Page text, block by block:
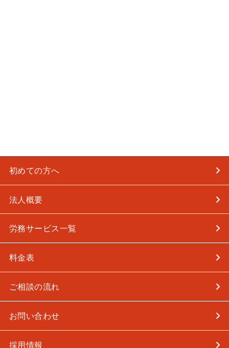
初めての方へ
法人概要
労務サービス一覧
料金表
ご相談の流れ
お問い合わせ
採用情報